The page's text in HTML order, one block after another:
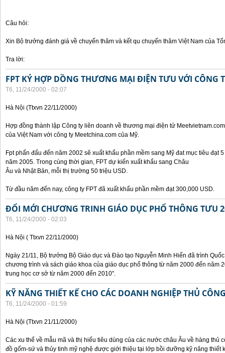
Câu hỏi:
Xin Bộ trưởng đánh giá về chuyến thăm và kết qu chuyến thăm Việt Nam của
Tra lời:
FPT KÝ HỢP DỒNG THƯƠNG MẠI ĐIỆN TƯU VỚI CÔNG
T6, 11/24/2000 - 02:07
Hà Nội (Ttxvn 22/11/2000)
Hợp đồng thành lập Công ty liên doanh về thương mại điện tử
của Việt Nam với công ty Meetchina.com của Mỹ.
Fpt phấn đấu đến năm 2002 sẽ xuất khẩu phần mềm sang Mỹ đat mục tiêu đạt
năm 2005. Trong cùng thời gian, FPT dự kiến xuất khẩu sang Châu
Âu và Nhật Bản, mỗi thị trường 50 triệu USD.
Từ đầu năm đến nay, công ty FPT đã xuất khẩu phần mềm đạt 300,000 USD.
ĐỔI MỚI CHƯƠNG TRINH GIÁO DỤC PHỔ THÔNG TƯU
T6, 11/24/2000 - 02:03
Hà Nội ( Ttxvn 22/11/2000)
Ngày 21/11, Bộ trưởng Bộ Giáo dục và Đào tạo Nguyễn Minh Hiển đã trình
chương trình và sách giáo khoa của giáo dục phổ thông từ năm 2000 đến năm
trung học cơ sở từ năm 2000 đến 2010".
KỸ NĂNG THIẾT KẾ CHO CÁC DOANH NGHIỆP THỦ
T6, 11/24/2000 - 01:59
Hà Nội (Ttxvn 21/11/2000)
Các xu thế về mẫu mã và thị hiếu tiêu dùng của các nước châu Âu về hàng thủ
đồ gốm-sứ và thủy tinh mỹ nghệ được giới thiệu tại lớp bồi dưỡng kỹ năng thiết